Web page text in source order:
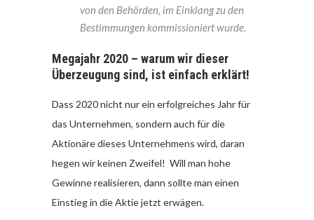
von den Behörden, im Einklang zu den
Bestimmungen kommissioniert wurde.
Megajahr 2020 – warum wir dieser
Überzeugung sind, ist einfach erklärt!
Dass 2020 nicht nur ein erfolgreiches Jahr für
das Unternehmen, sondern auch für die
Aktionäre dieses Unternehmens wird, daran
hegen wir keinen Zweifel! Will man hohe
Gewinne realisieren, dann sollte man einen
Einstieg in die Aktie jetzt erwägen.